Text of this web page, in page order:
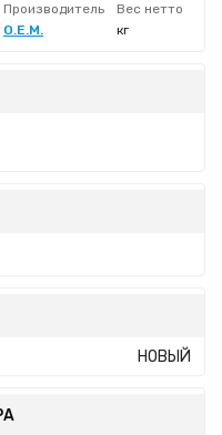
Производитель
Вес нетто
O.E.M. кг
НОВЫЙ